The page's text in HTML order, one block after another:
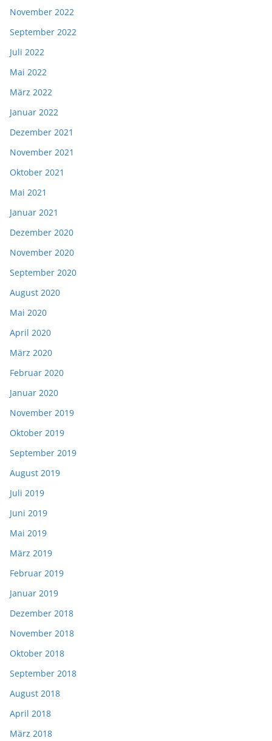
November 2022
September 2022
Juli 2022
Mai 2022
März 2022
Januar 2022
Dezember 2021
November 2021
Oktober 2021
Mai 2021
Januar 2021
Dezember 2020
November 2020
September 2020
August 2020
Mai 2020
April 2020
März 2020
Februar 2020
Januar 2020
November 2019
Oktober 2019
September 2019
August 2019
Juli 2019
Juni 2019
Mai 2019
März 2019
Februar 2019
Januar 2019
Dezember 2018
November 2018
Oktober 2018
September 2018
August 2018
April 2018
März 2018